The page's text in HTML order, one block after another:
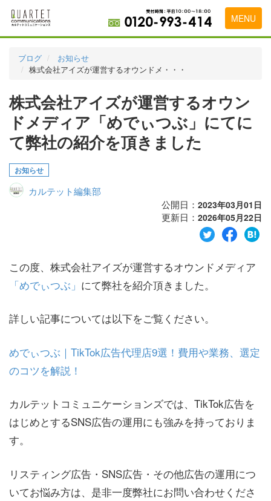
MENU
料金表
実績・お客様の声
初めて導入をお考えの方
代理店の乗り換えをお考えの方
広告代理店・HP制作会社様へ
お申し込みから運用開始までの流れ
ブログ
お知らせ
株式会社アイズが運営するオウンドメ・・・
株式会社アイズが運営するオウン
ドメディア「めでぃつぶ」にてに
て弊社の紹介を頂きました
お知らせ
カルテット編集部
公開日： 2023年03月01日
更新日： 2026年05月22日
この度、株式会社アイズが運営するオウンドメディア
「めでぃつぶ」 にて弊社を紹介頂きました。
詳しい記事については以下をご覧ください。
めでぃつぶ｜TikTok広告代理店9選！費用や業務、選定
のコツを解説！
カルテットコミュニケーションズでは、TikTok広告を
はじめとするSNS広告の運用にも強みを持っておりま
す。
リスティング広告・SNS広告・その他広告の運用につ
いてお悩み方は、是非一度弊社にお問い合わせくださ